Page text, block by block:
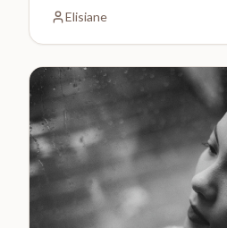
Elisiane